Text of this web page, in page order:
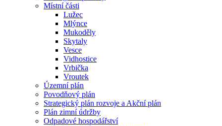
Místní části
Lužec
Mlýnce
Mukoděly
Skytaly
Vesce
Vidhostice
Vrbička
Vroutek
Územní plán
Povodňový plán
Strategický plán rozvoje a Akční plán
Plán zimní údržby
Odpadové hospodářství